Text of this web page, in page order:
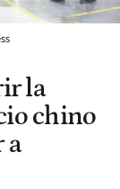
la
chino
a